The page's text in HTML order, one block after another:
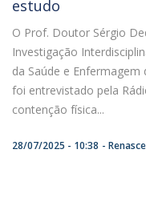
estudo
O Prof. Doutor Sérgio
Investigação
da Saúde e
foi entrevistado pela
contenção física...
28/07/2025 - 10:38